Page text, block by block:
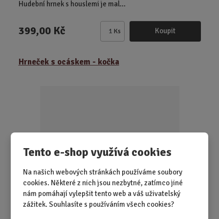
Tento e-shop využívá cookies
Na našich webových stránkách používáme soubory
cookies. Některé z nich jsou nezbytné, zatímco jiné
nám pomáhají vylepšit tento web a váš uživatelský
zážitek. Souhlasíte s používáním všech cookies?
Hudební hrnek s houslemi je mal...
399,00 Kč
Z
ě
n
e
Ks Koupit
Hrneček s ocáskem - kočka
SKLADEM 3 KS
Jemný porcelán, kočičí ocásek místo ucha a kouzlo, které